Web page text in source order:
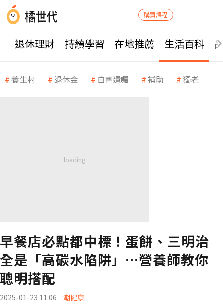
購買課程
退休理財 持續學習 在地推薦 生活百科
養生村 退休金 自書遺囑 補助 獨老
早餐店必點都中標！蛋餅、三明治
全是「高碳水陷阱」…營養師教你
聰明搭配
2025-01-23 11:06 潮健康